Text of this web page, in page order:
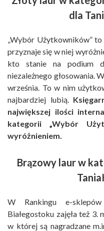
dla
„Wybór Użytkowników”
przyznaje się w niej
kto stanie na podium
niezależnego głosowania.
września. To w nim
najbardziej lubią.
największej ilości
kategorii „Wybór
wyróżnieniem.
Brązowy laur w
W Rankingu e-
Białegostoku zajęła też 3.
w której są nagradzane